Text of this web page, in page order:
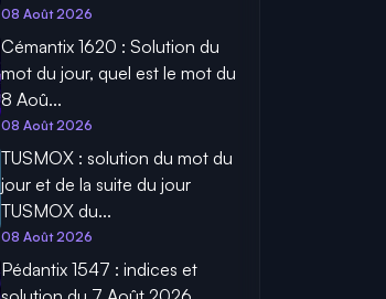
08 Août 2026
Cémantix 1620 : Solution du
mot du jour, quel est le mot du
8 Aoû...
08 Août 2026
TUSMOX : solution du mot du
jour et de la suite du jour
TUSMOX du...
08 Août 2026
Pédantix 1547 : indices et